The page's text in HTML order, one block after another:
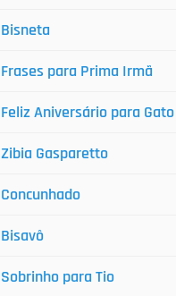
Bisneta
Frases para Prima Irmã
Feliz Aniversário para Gato
Zibia Gasparetto
Concunhado
Bisavô
Sobrinho para Tio